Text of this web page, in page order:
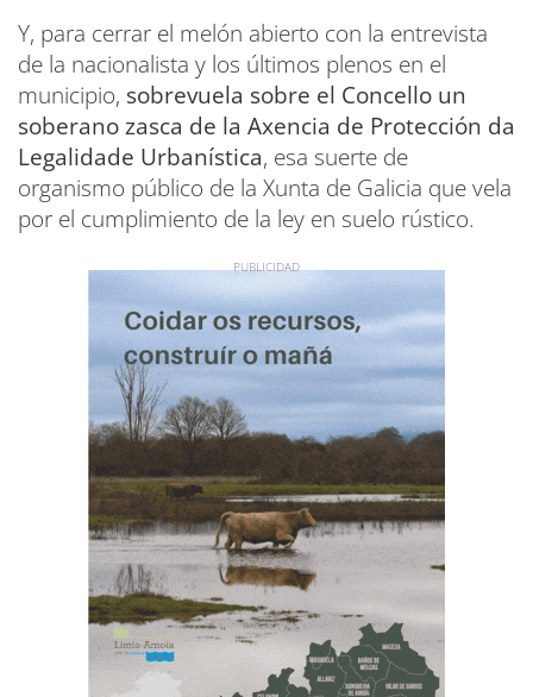
Y, para cerrar el melón abierto con la entrevista
de la nacionalista y los últimos plenos en el
municipio, sobrevuela sobre el Concello un
soberano zasca de la Axencia de Protección da
Legalidade Urbanística, esa suerte de
organismo público de la Xunta de Galicia que vela
por el cumplimiento de la ley en suelo rústico.